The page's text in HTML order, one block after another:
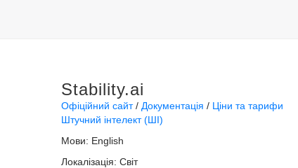
Stability.ai
Офіційний сайт Документація
Ціни та тарифи
Штучний інтелект (ШІ)
Мови: English
Локалізація: Світ